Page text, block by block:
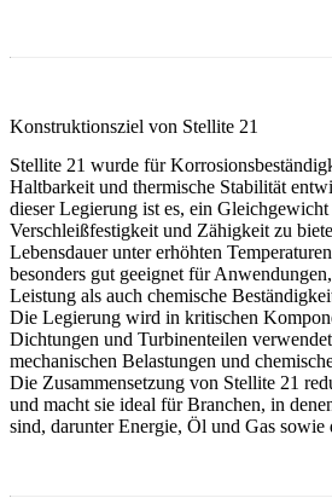
Konstruktionsziel von Stellite 21
Stellite 21 wurde für
Haltbarkeit und thermische Stabilität
dieser Legierung ist es, ein
Verschleißfestigkeit und Zähigkeit zu
Lebensdauer unter erhöhten
besonders gut geeignet für
Leistung als auch chemische
Die Legierung wird in kritischen
Dichtungen und Turbinenteilen
mechanischen Belastungen und
Die Zusammensetzung von Stellite 21
und macht sie ideal für Branchen, in
sind, darunter Energie, Öl und Gas